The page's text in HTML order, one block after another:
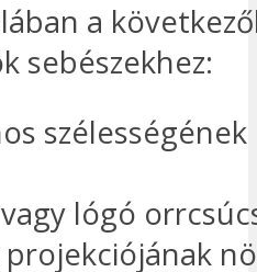
a
sebészekhez:
vagy lógó